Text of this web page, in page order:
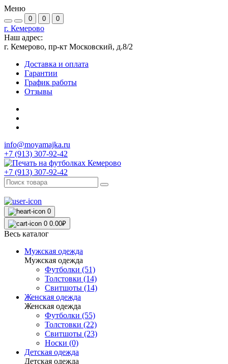
Меню
0 0 0
г. Кемерово
Наш адрес:
г. Кемерово, пр-кт Московский, д.8/2
Доставка и оплата
Гарантии
График работы
Отзывы
info@moyamajka.ru
+7 (913) 307-92-42
+7 (913) 307-92-42
0
0 0.00₽
Весь каталог
Мужская одежда
Мужская одежда
Футболки (51)
Толстовки (14)
Свитшоты (14)
Женская одежда
Женская одежда
Футболки (55)
Толстовки (22)
Свитшоты (23)
Носки (0)
Детская одежда
Детская одежда